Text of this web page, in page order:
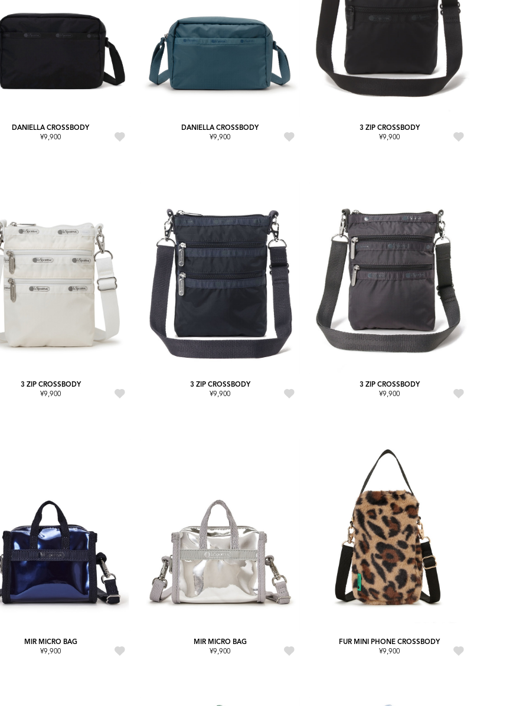
DANIELLA CROSSBODY
¥9,900
DANIELLA CROSSBODY
¥9,900
3 ZIP CROSSBODY
¥9,900
3 ZIP CROSSBODY
¥9,900
3 ZIP CROSSBODY
¥9,900
3 ZIP CROSSBODY
¥9,900
MIR MICRO BAG
¥9,900
MIR MICRO BAG
¥9,900
FUR MINI PHONE CROSSBODY
¥9,900